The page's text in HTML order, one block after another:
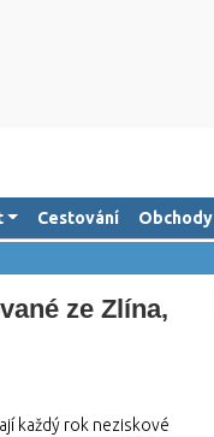
Cestování Obchody
ze Zlína,
každý rok neziskové